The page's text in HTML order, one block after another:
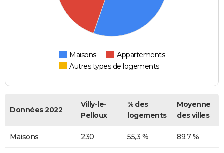
Maisons
Appartements
Autres types de logements
Données 2022
Villy-le-
Pelloux
% des
logements
Moyenne
des villes
Maisons 230 55,3 % 89,7 %